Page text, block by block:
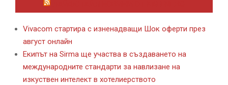
Vivacom стартира с изненадващи Шок оферти през
август онлайн
Екипът на Sirma ще участва в създаването на
международните стандарти за навлизане на
изкуствен интелект в хотелиерството